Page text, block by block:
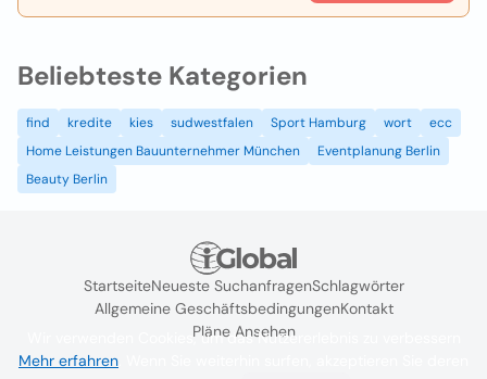
Beliebteste Kategorien
find kredite kies sudwestfalen Sport Hamburg wort
ecc
Home Leistungen Bauunternehmer München
Eventplanung Berlin
Beauty Berlin
StartseiteNeueste SuchanfragenSchlagwörter
Allgemeine GeschäftsbedingungenKontakt
Pläne Ansehen
Wir verwenden Cookies, um das Nutzererlebnis zu verbessern
Mehr erfahren